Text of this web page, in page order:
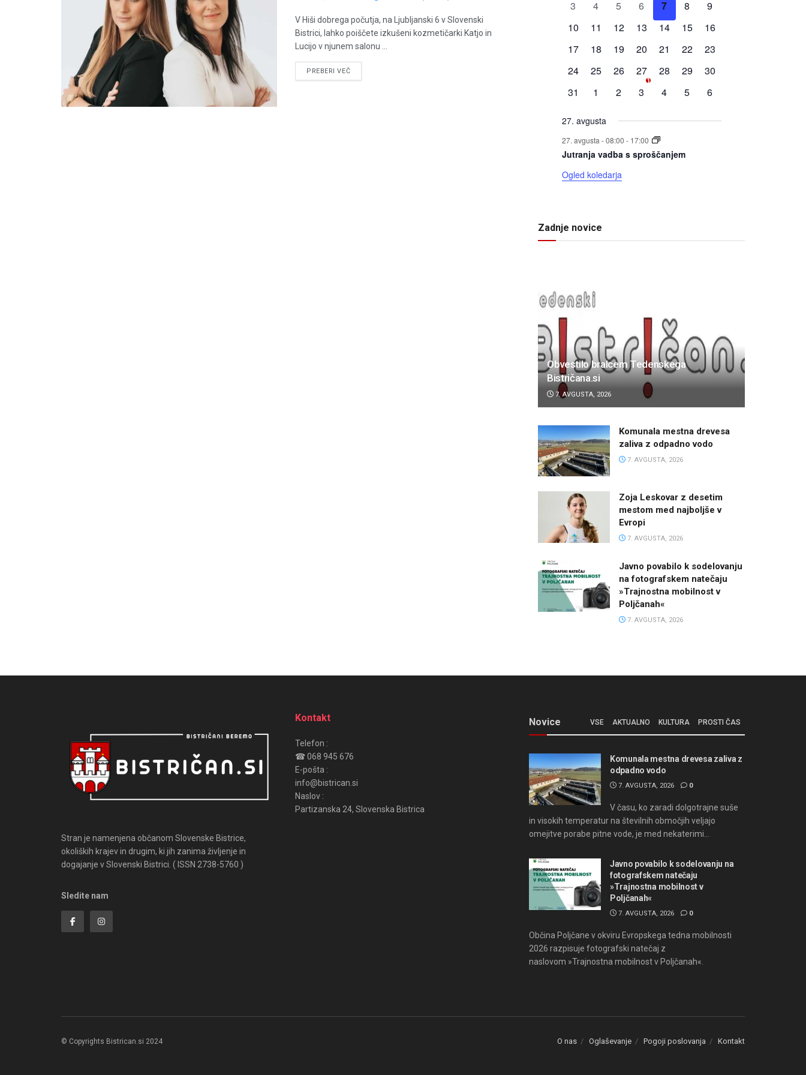
V Hiši dobrega počutja, na Ljubljanski 6 v Slovenski
Bistrici, lahko poiščete izkušeni kozmetičarki Katjo in
Lucijo v njunem salonu ...
PREBERI VEČ
Dogodki
0
3
0
4
0
5
0
dogodki
6
0
dogodki
7
0
8
0
9
0
10
0
11
0
12
0
13
0
14
0
15
0
16
0
17
0
18
0
19
0
20
0
21
0
22
0
23
0
24
0
25
0
dogodki
26
1
dogodek
27
1
0
28
0
29
0
30
0
31
0
1
0
2
0
3
0
4
0
5
0
6
27. avgusta
27. avgusta - 08:00 - 17:00
Jutranja vadba s sproščanjem
Ogled koledarja
Zadnje novice
Obvestilo bralcem Tedenskega
Bistričana.si
7. AVGUSTA, 2026
Komunala mestna drevesa
zaliva z odpadno vodo
7. AVGUSTA, 2026
Zoja Leskovar z desetim
mestom med najboljše v
Evropi
7. AVGUSTA, 2026
Javno povabilo k sodelovanju
na fotografskem natečaju
»Trajnostna mobilnost v
Poljčanah«
7. AVGUSTA, 2026
Stran je namenjena občanom Slovenske Bistrice,
okoliških krajev in drugim, ki jih zanima življenje in
dogajanje v Slovenski Bistrici. ( ISSN 2738-5760 )
Sledite nam
Kontakt
Telefon :
☎ 068 945 676
E-pošta :
info@bistrican.si
Naslov :
Partizanska 24, Slovenska Bistrica
Novice VSE AKTUALNO KULTURA PROSTI ČAS
Komunala mestna drevesa zaliva z
odpadno vodo
7. AVGUSTA, 2026 0
V času, ko zaradi dolgotrajne suše
in visokih temperatur na številnih območjih veljajo
omejitve porabe pitne vode, je med nekaterimi...
Javno povabilo k sodelovanju na
fotografskem natečaju
»Trajnostna mobilnost v
Poljčanah«
7. AVGUSTA, 2026 0
Občina Poljčane v okviru Evropskega tedna mobilnosti
2026 razpisuje fotografski natečaj z
naslovom »Trajnostna mobilnost v Poljčanah«.
O nas Oglaševanje Pogoji poslovanja Kontakt
© Copyrights Bistrican.si 2024